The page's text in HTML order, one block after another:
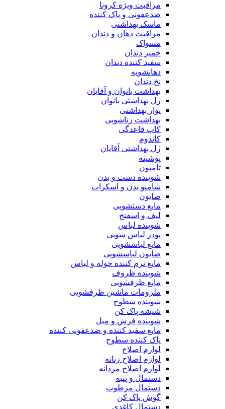
مراقبت ویژه کرونا
ضدعفونی و پاک کننده
ماسک بهداشتی
مراقبت دهان و دندان
مسواک
خمیر دندان
سفید کننده دندان
دهانشویه
نخ دندان
بهداشت بانوان و آقایان
ژل بهداشتی بانوان
نوار بهداشتی
بهداشت زناشویی
کاپ قاعدگی
کاندوم
ژل بهداشتی آقایان
پوشینه
تامپون
شوینده دست و بدن
شامپو بدن و اسکراب
صابون
مایع دستشویی
لیف و اسفنج
شوینده لباس
پودر لباس شویی
مایع لباسشویی
صابون لباسشویی
مایع نرم کننده حوله و لباس
شوینده ظروف
مایع ظرفشویی
ملزومات ماشین ظرفشویی
شوینده سطوح
شیشه پاک کن
شوینده فرش و مبل
مایع سفید کننده و ضدعفونی کننده
پاک کننده سطوح
لوازم اصلاح
لوازم اصلاح زنانه
لوازم اصلاح مردانه
دستمال و پنبه
دستمال مرطوب
گوش پاک کن
دستمال کاغذی